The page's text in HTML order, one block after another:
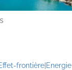
frontière|Energie